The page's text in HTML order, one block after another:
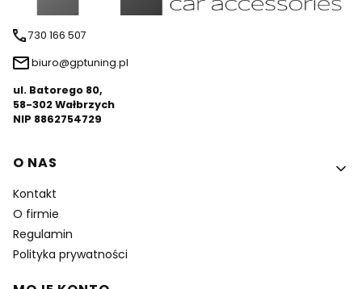
730 166 507
biuro@gptuning.pl
ul. Batorego 80,
58-302 Wałbrzych
NIP 8862754729
Linki w stopce
O NAS
Kontakt
O firmie
Regulamin
Polityka prywatności